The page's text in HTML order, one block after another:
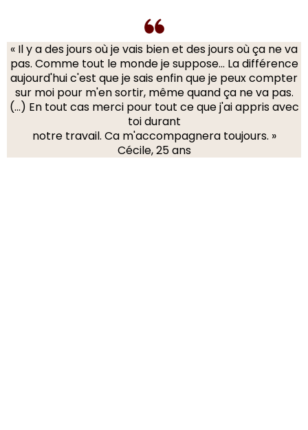
« Il y a des jours où je vais bien et des jours où ça ne va
pas. Comme tout le monde je suppose... La différence
aujourd'hui c'est que je sais enfin que je peux compter
sur moi pour m'en sortir, même quand ça ne va pas.
(…) En tout cas merci pour tout ce que j'ai appris avec
toi durant
notre travail. Ca m'accompagnera toujours. »
Cécile, 25 ans